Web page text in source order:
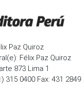
Paz Quiroz
Félix Paz Quiroz
873 Lima 1
315 0400 Fax: 431 2849